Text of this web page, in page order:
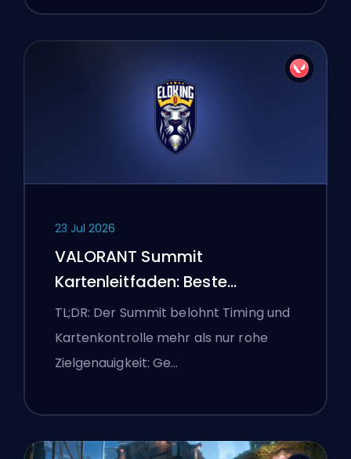
23 Jul 2026
VALORANT Summit
Kartenleitfaden: Beste
Agenten, Callouts und
Smokes
TL;DR: Der Summit belohnt Timing und
Kartenkontrolle mehr als nur rohe
Zielgenauigkeit: Ge…